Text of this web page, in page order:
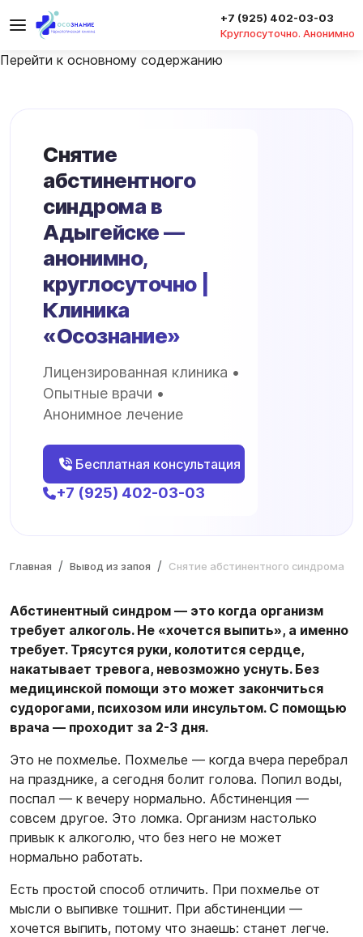
Перейти к основному содержанию
+7 (925) 402-03-03
Круглосуточно. Анонимно
Снятие
абстинентного
синдрома в
Адыгейске —
анонимно,
круглосуточно |
Клиника
«Осознание»
Лицензированная клиника •
Опытные врачи •
Анонимное лечение
Бесплатная консультация
+7 (925) 402-03-03
Главная Вывод из запоя Снятие абстинентного синдрома
Абстинентный синдром — это когда организм
требует алкоголь. Не «хочется выпить», а именно
требует. Трясутся руки, колотится сердце,
накатывает тревога, невозможно уснуть. Без
медицинской помощи это может закончиться
судорогами, психозом или инсультом. С помощью
врача — проходит за 2-3 дня.
Это не похмелье. Похмелье — когда вчера перебрал
на празднике, а сегодня болит голова. Попил воды,
поспал — к вечеру нормально. Абстиненция —
совсем другое. Это ломка. Организм настолько
привык к алкоголю, что без него не может
нормально работать.
Есть простой способ отличить. При похмелье от
мысли о выпивке тошнит. При абстиненции —
хочется выпить, потому что знаешь: станет легче.